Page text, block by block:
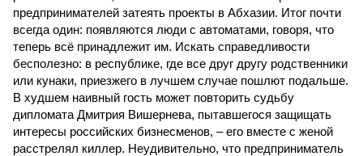
предпринимателей затеять проекты в Абхазии. Итог почти
всегда один: появляются люди с автоматами, говоря, что
теперь всё принадлежит им. Искать справедливости
бесполезно: в республике, где все друг другу родственники
или кунаки, приезжего в лучшем случае пошлют подальше.
В худшем наивный гость может повторить судьбу
дипломата Дмитрия Вишернева, пытавшегося защищать
интересы российских бизнесменов, – его вместе с женой
расстрелял киллер. Неудивительно, что предприниматель